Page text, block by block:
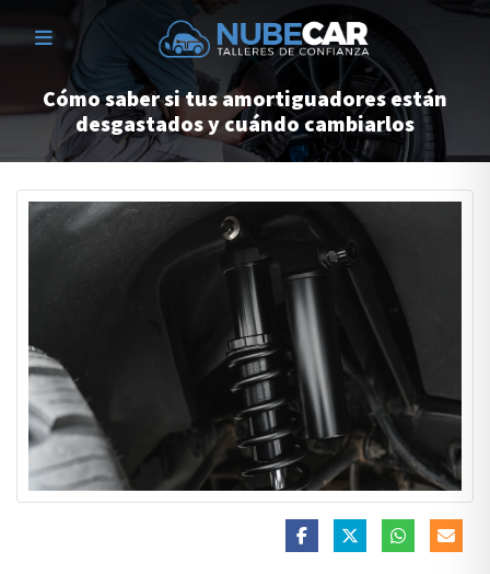
Cómo saber si tus amortiguadores están
desgastados y cuándo cambiarlos